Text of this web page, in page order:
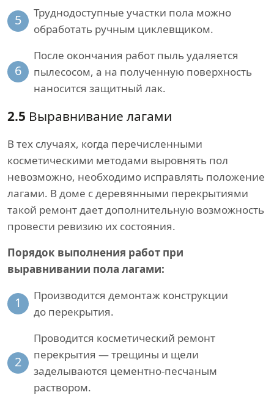
5
Труднодоступные участки пола можно
обработать ручным циклевщиком.
6
После окончания работ пыль удаляется
пылесосом, а на полученную поверхность
наносится защитный лак.
2.5 Выравнивание лагами
В тех случаях, когда перечисленными
косметическими методами выровнять пол
невозможно, необходимо исправлять положение
лагами. В доме с деревянными перекрытиями
такой ремонт дает дополнительную возможность
провести ревизию их состояния.
Порядок выполнения работ при
выравнивании пола лагами:
1
Производится демонтаж конструкции
до перекрытия.
2
Проводится косметический ремонт
перекрытия — трещины и щели
заделываются цементно-песчаным
раствором.